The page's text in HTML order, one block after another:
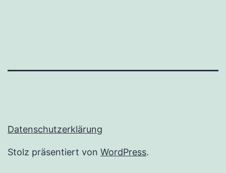
Datenschutzerklärung
Stolz präsentiert von WordPress.